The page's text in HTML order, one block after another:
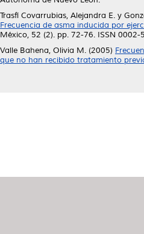
Trasfí Covarrubias, Alejandra E. y
Frecuencia de asma inducida por
México, 52 (2). pp. 72-76. ISSN 0002-
Valle Bahena, Olivia M. (2005)
que no han recibido tratamiento